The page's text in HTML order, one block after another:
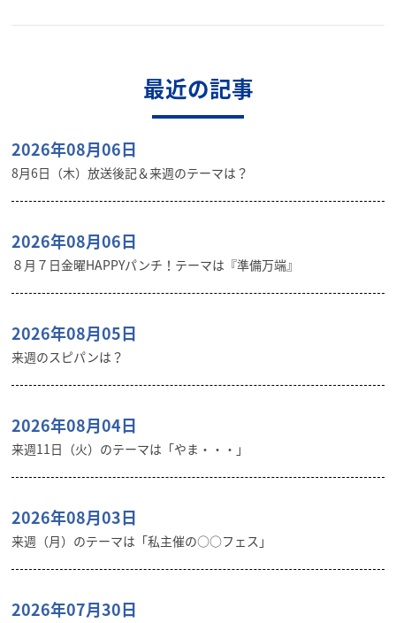
最近の記事
2026年08月06日
8月6日（木）放送後記＆来週のテーマは？
2026年08月06日
８月７日金曜HAPPYパンチ！テーマは『準備万端』
2026年08月05日
来週のスピパンは？
2026年08月04日
来週11日（火）のテーマは「やま・・・」
2026年08月03日
来週（月）のテーマは「私主催の○○フェス」
2026年07月30日